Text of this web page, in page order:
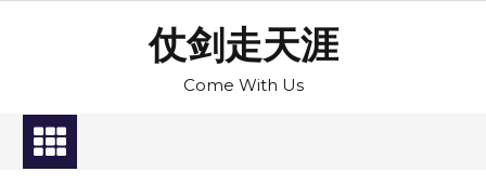
仗剑走天涯
Come With Us